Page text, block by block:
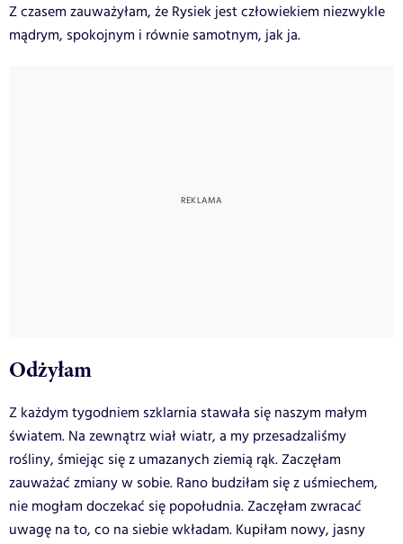
Z czasem zauważyłam, że Rysiek jest człowiekiem niezwykle
mądrym, spokojnym i równie samotnym, jak ja.
Odżyłam
Z każdym tygodniem szklarnia stawała się naszym małym
światem. Na zewnątrz wiał wiatr, a my przesadzaliśmy
rośliny, śmiejąc się z umazanych ziemią rąk. Zaczęłam
zauważać zmiany w sobie. Rano budziłam się z uśmiechem,
nie mogłam doczekać się popołudnia. Zaczęłam zwracać
uwagę na to, co na siebie wkładam. Kupiłam nowy, jasny